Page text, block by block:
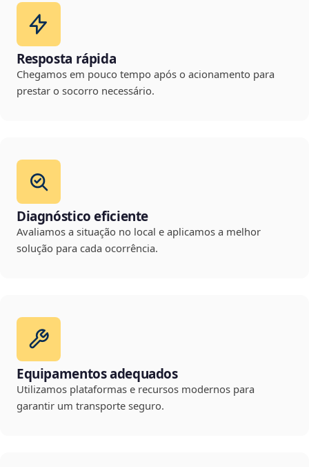
Resposta rápida
Chegamos em pouco tempo após o acionamento para
prestar o socorro necessário.
Diagnóstico eficiente
Avaliamos a situação no local e aplicamos a melhor
solução para cada ocorrência.
Equipamentos adequados
Utilizamos plataformas e recursos modernos para
garantir um transporte seguro.